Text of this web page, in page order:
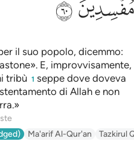
ﲉﲊ
il suo popolo, dicemmo:
E, improvvisamente,
tribù 1 seppe dove doveva
di Allah e non
Ma'arif Al-Qur'an Tazkirul